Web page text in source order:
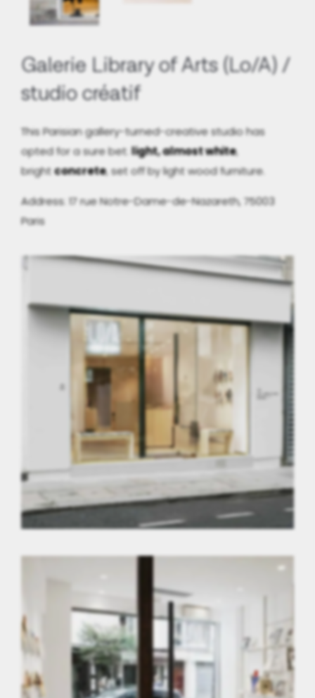
Galerie Library of Arts (Lo/A) /
studio créatif
This Parisian gallery-turned-creative studio has
opted for a sure bet:light, almost white,
brightconcrete, set off by light wood furniture.
Address: 17 rue Notre-Dame-de-Nazareth, 75003
Paris